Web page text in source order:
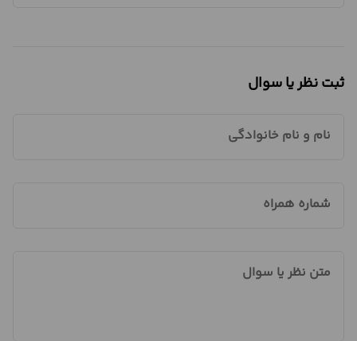
ثبت نظر یا سوال
نام و نام خانوادگی
شماره همراه
متن نظر یا سوال